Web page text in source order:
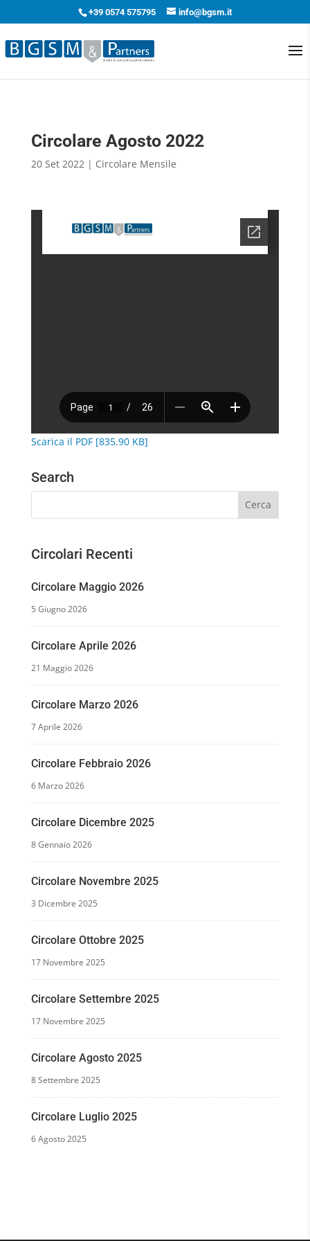
+39 0574 575795 info@bgsm.it
Circolare Agosto 2022
20 Set 2022| Circolare Mensile
Scarica il PDF [835.90 KB]
Search
Circolari Recenti
Circolare Maggio 2026
5 Giugno 2026
Circolare Aprile 2026
21 Maggio 2026
Circolare Marzo 2026
7 Aprile 2026
Circolare Febbraio 2026
6 Marzo 2026
Circolare Dicembre 2025
8 Gennaio 2026
Circolare Novembre 2025
3 Dicembre 2025
Circolare Ottobre 2025
17 Novembre 2025
Circolare Settembre 2025
17 Novembre 2025
Circolare Agosto 2025
8 Settembre 2025
Circolare Luglio 2025
6 Agosto 2025